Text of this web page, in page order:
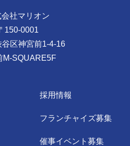
社マリオン
150-0001
区神宮前1-4-16
M-SQUARE5F
採用情報
フランチャイズ募集
催事イベント募集